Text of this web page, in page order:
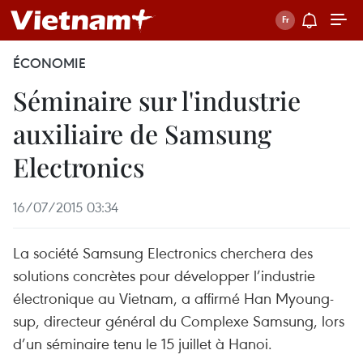
ÉCONOMIE
Séminaire sur l'industrie
auxiliaire de Samsung
Electronics
16/07/2015 03:34
La société Samsung Electronics cherchera des
solutions concrètes pour développer l’industrie
électronique au Vietnam, a affirmé Han Myoung-
sup, directeur général du Complexe Samsung, lors
d’un séminaire tenu le 15 juillet à Hanoi.